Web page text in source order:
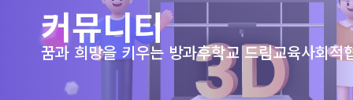
커뮤니티
꿈과 희망을 키우는 방과후학교 드림교육사회적